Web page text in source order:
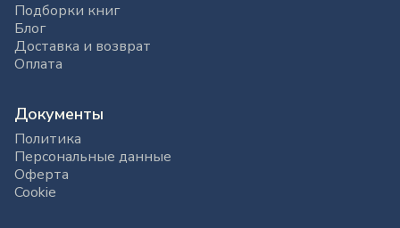
Подборки книг
Блог
Доставка и возврат
Оплата
Документы
Политика
Персональные данные
Оферта
Cookie